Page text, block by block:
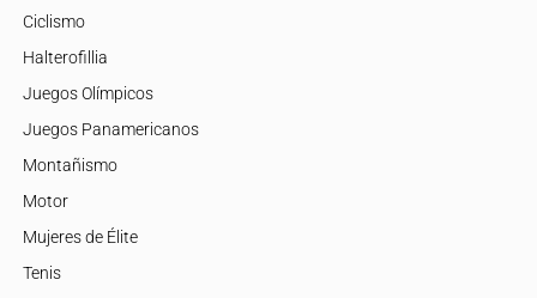
Ciclismo
Halterofillia
Juegos Olímpicos
Juegos Panamericanos
Montañismo
Motor
Mujeres de Élite
Tenis